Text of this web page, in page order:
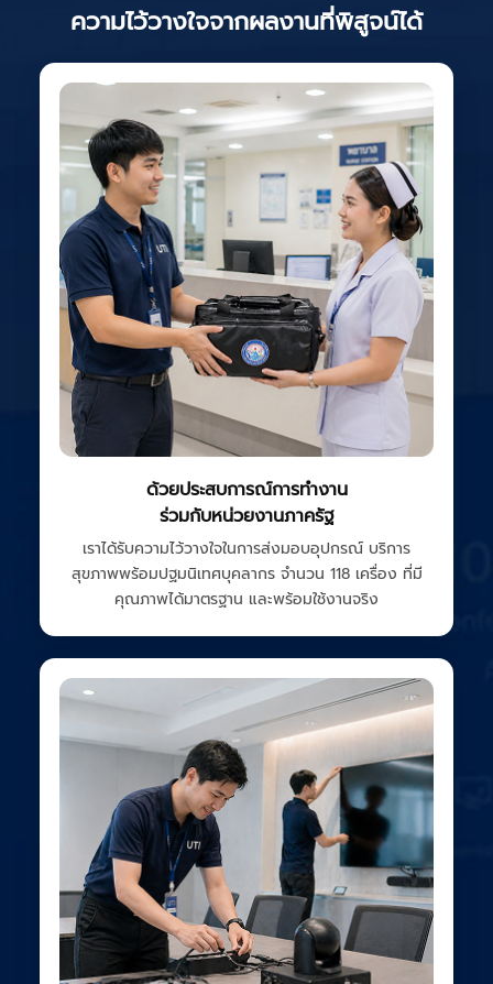
ความไว้วางใจจากผลงานที่พิสูจน์ได้
ด้วยประสบการณ์การทำงาน
ร่วมกับหน่วยงานภาครัฐ
เราได้รับความไว้วางใจในการส่งมอบอุปกรณ์ บริการ
สุขภาพพร้อมปฐมนิเทศบุคลากร จำนวน 118 เครื่อง ที่มี
คุณภาพได้มาตรฐาน และพร้อมใช้งานจริง